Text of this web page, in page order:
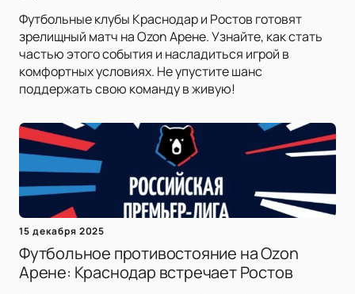
Футбольные клубы Краснодар и Ростов готовят
зрелищный матч на Ozon Арене. Узнайте, как стать
частью этого события и насладиться игрой в
комфортных условиях. Не упустите шанс
поддержать свою команду в живую!
15 декабря 2025
Футбольное противостояние на Ozon
Арене: Краснодар встречает Ростов